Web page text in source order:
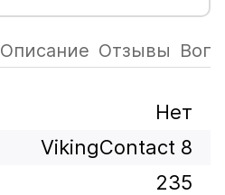
Описание Отзывы
Нет
VikingContact 8
235